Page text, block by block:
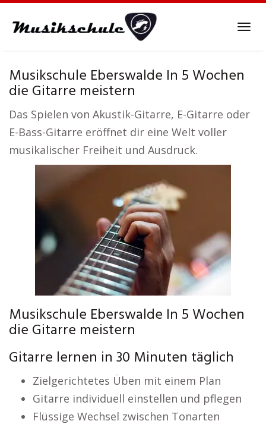
Musikschule Eberswalde In 5 Wochen
die Gitarre meistern
Das Spielen von Akustik-Gitarre, E-Gitarre oder
E-Bass-Gitarre eröffnet dir eine Welt voller
musikalischer Freiheit und Ausdruck.
Musikschule Eberswalde In 5 Wochen
die Gitarre meistern
Gitarre lernen in 30 Minuten täglich
Zielgerichtetes Üben mit einem Plan
Gitarre individuell einstellen und pflegen
Flüssige Wechsel zwischen Tonarten